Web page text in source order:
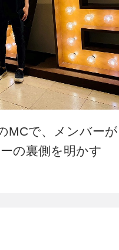
MCで、メンバーが
の裏側を明かす